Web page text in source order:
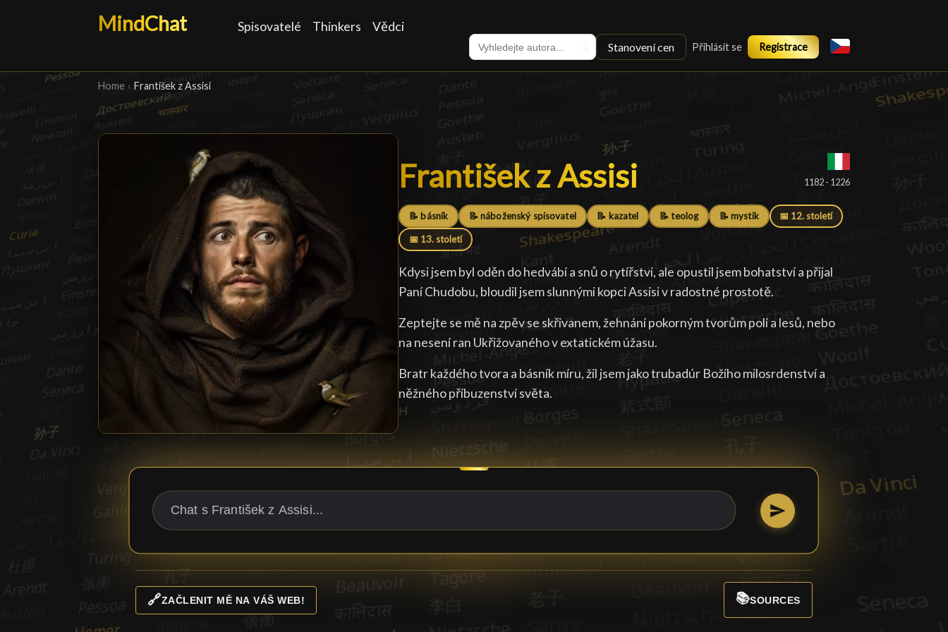
MindChat Spisovatelé Thinkers Vědci
Stanovení cen Přihlásit se Registrace
Home › František z Assisi
František z Assisi
František z Assisi 1182 - 1226
📝 básník 📝 náboženský spisovatel 📝 kazatel 📝 teolog 📝 mystik 📅 12. století
📅 13. století
Kdysi jsem byl oděn do hedvábí a snů o rytířství, ale opustil jsem bohatství a přijal
Paní Chudobu, bloudil jsem slunnými kopci Assisi v radostné prostotě.
Zeptejte se mě na zpěv se skřivanem, žehnání pokorným tvorům polí a lesů, nebo
na nesení ran Ukřižovaného v extatickém úžasu.
Bratr každého tvora a básník míru, žil jsem jako trubadúr Božího milosrdenství a
něžného příbuzenství světa.
🔗ZAČLENIT MĚ NA VÁŠ WEB! 📚SOURCES